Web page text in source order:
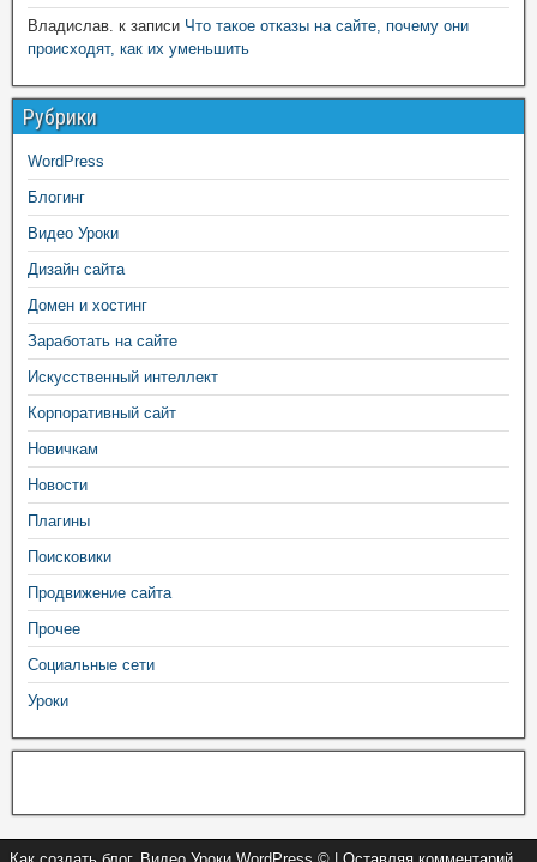
Владислав. к записи Что такое отказы на сайте, почему они
происходят, как их уменьшить
Рубрики
WordPress
Блогинг
Видео Уроки
Дизайн сайта
Домен и хостинг
Заработать на сайте
Искусственный интеллект
Корпоративный сайт
Новичкам
Новости
Плагины
Поисковики
Продвижение сайта
Прочее
Социальные сети
Уроки